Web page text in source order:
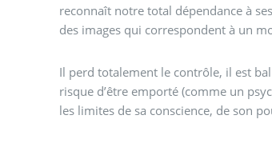
reconnaît notre total dépendance à
des images qui correspondent à un
Il perd totalement le contrôle, il est
risque d’être emporté (comme un
les limites de sa conscience, de son